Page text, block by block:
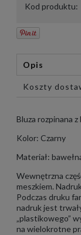
Kod produktu:
Opis
Koszty
Bluza rozpinana
Kolor: Czarny
Materiał:
Wewnętrzna
meszkiem.
Podczas druku
nadruk jest
„plastikowego”
na wielokrotne